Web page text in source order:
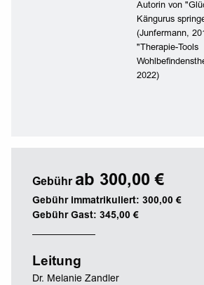
Autorin von
Kängurus
(Junfermann,
"Therapie-Tools
2022)
Gebühr ab 300,00 €
Gebühr immatrikuliert: 300,00 €
Gebühr Gast: 345,00 €
Leitung
Dr. Melanie Zandler